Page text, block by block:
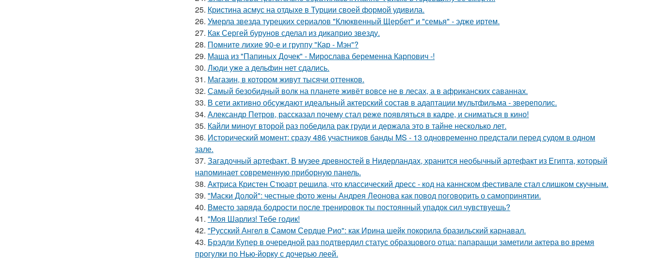
25. Кристина асмус на отдыхе в Турции своей формой удивила.
26. Умерла звезда турецких сериалов "Клюквенный Щербет" и "семья" - эдже иртем.
27. Как Сергей бурунов сделал из дикаприо звезду.
28. Помните лихие 90-е и группу "Кар - Мэн"?
29. Маша из "Папиных Дочек" - Мирослава беременна Карпович -!
30. Люди уже а дельфин нет сдались.
31. Магазин, в котором живут тысячи оттенков.
32. Самый безобидный волк на планете живёт вовсе не в лесах, а в африканских саваннах.
33. В сети активно обсуждают идеальный актерский состав в адаптации мультфильма - звереполис.
34. Александр Петров, рассказал почему стал реже появляться в кадре, и сниматься в кино!
35. Кайли миноуг второй раз победила рак груди и держала это в тайне несколько лет.
36. Исторический момент: сразу 486 участников банды MS - 13 одновременно предстали перед судом в одном
зале.
37. Загадочный артефакт. В музее древностей в Нидерландах, хранится необычный артефакт из Египта, который
напоминает современную приборную панель.
38. Актриса Кристен Стюарт решила, что классический дресс - код на каннском фестивале стал слишком скучным.
39. "Маски Долой": честные фото жены Андрея Леонова как повод поговорить о самопринятии.
40. Вместо заряда бодрости после тренировок ты постоянный упадок сил чувствуешь?
41. "Моя Шарлиз! Тебе годик!
42. "Русский Ангел в Самом Сердце Рио": как Ирина шейк покорила бразильский карнавал.
43. Брэдли Купер в очередной раз подтвердил статус образцового отца: папарацци заметили актера во время
прогулки по Нью-йорку с дочерью леей.